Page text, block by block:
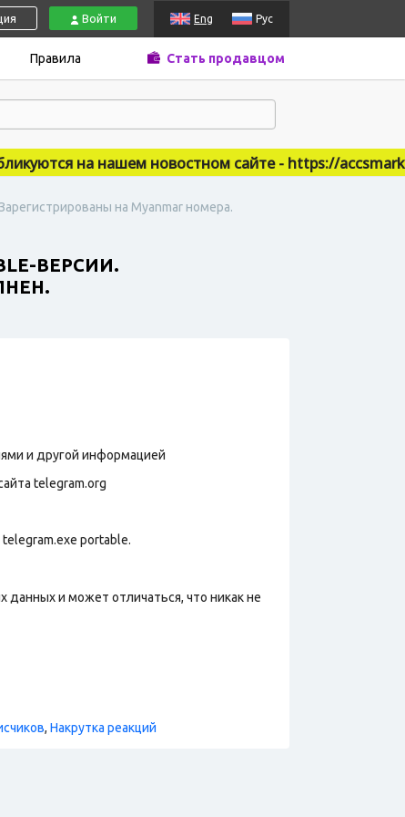
Войти Eng Рус
Правила Стать продавцом
на нашем новостном сайте - https://
на Myanmar номера.
ВЕРСИИ.
и другой информацией
telegram.org
portable.
и может отличаться, что никак не
, Накрутка реакций